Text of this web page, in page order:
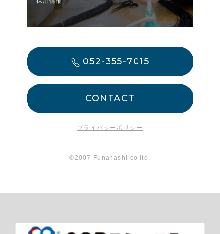
052-355-7015
CONTACT
プライバシーポリシー
©2007 Funahashi co ltd.